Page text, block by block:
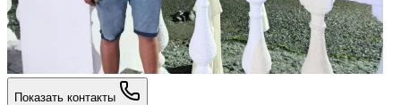
Показать контакты